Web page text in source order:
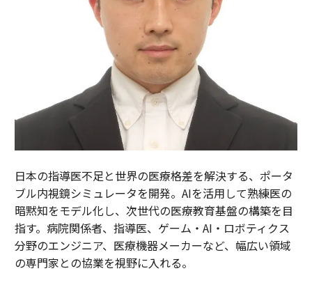
日本の指導医不足と世界の医療格差を解決する、ポータ
ブル内視鏡シミュレータを開発。AIを活用して熟練医の
暗黙知をモデル化し、次世代の医療教育基盤の構築を目
指す。病院関係者、指導医、ゲーム・AI・ロボティクス
分野のエンジニア、医療機器メーカーなど、幅広い領域
の専門家との協業を視野に入れる。